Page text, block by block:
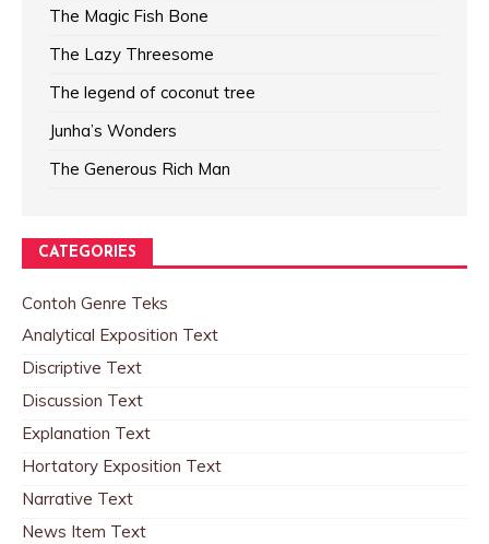
The Magic Fish Bone
The Lazy Threesome
The legend of coconut tree
Junha’s Wonders
The Generous Rich Man
CATEGORIES
Contoh Genre Teks
Analytical Exposition Text
Discriptive Text
Discussion Text
Explanation Text
Hortatory Exposition Text
Narrative Text
News Item Text